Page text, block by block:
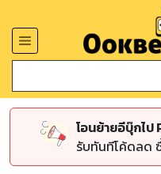
โอนย้ายอีบุ๊กไป
รับทันทีโค้ดลด